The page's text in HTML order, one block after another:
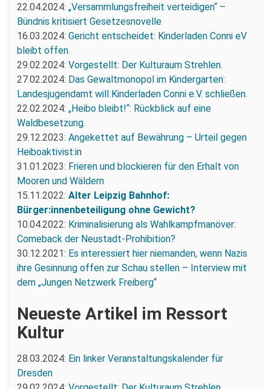
22.04.2024: „Versammlungsfreiheit verteidigen“ –
Bündnis kritisiert Gesetzesnovelle
16.03.2024: Gericht entscheidet: Kinderladen Conni eV
bleibt offen.
29.02.2024: Vorgestellt: Der Kulturaum Strehlen.
27.02.2024: Das Gewaltmonopol im Kindergarten:
Landesjugendamt will Kinderladen Conni e.V. schließen.
22.02.2024: „Heibo bleibt!“: Rückblick auf eine
Waldbesetzung.
29.12.2023: Angekettet auf Bewährung – Urteil gegen
Heiboaktivist:in
31.01.2023: Frieren und blockieren für den Erhalt von
Mooren und Wäldern
15.11.2022: Alter Leipzig Bahnhof:
Bürger:innenbeteiligung ohne Gewicht?
10.04.2022: Kriminalisierung als Wahlkampfmanöver:
Comeback der Neustadt-Prohibition?
30.12.2021: Es interessiert hier niemanden, wenn Nazis
ihre Gesinnung offen zur Schau stellen – Interview mit
dem „Jungen Netzwerk Freiberg“
Neueste Artikel im Ressort
Kultur
28.03.2024: Ein linker Veranstaltungskalender für
Dresden